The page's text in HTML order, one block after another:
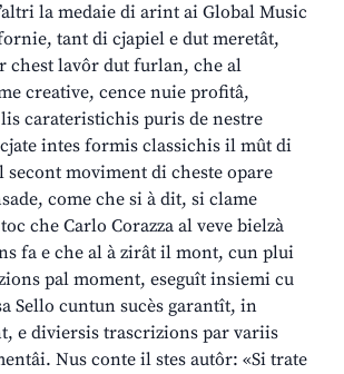
la medaie di arint ai Global Music
tant di cjapiel e dut meretât,
chest lavôr dut furlan, che al
creative, cence nuie profitâ,
carateristichis puris de nestre
intes formis classichis il mût di
moviment di cheste opare
come che si à dit, si clame
che Carlo Corazza al veve bielzà
fa e che al à zirât il mont, cun plui
pal moment, eseguît insiemi cu
Sello cuntun sucès garantît, in
e diviersis trascrizions par variis
Nus conte il stes autôr: «Si trate